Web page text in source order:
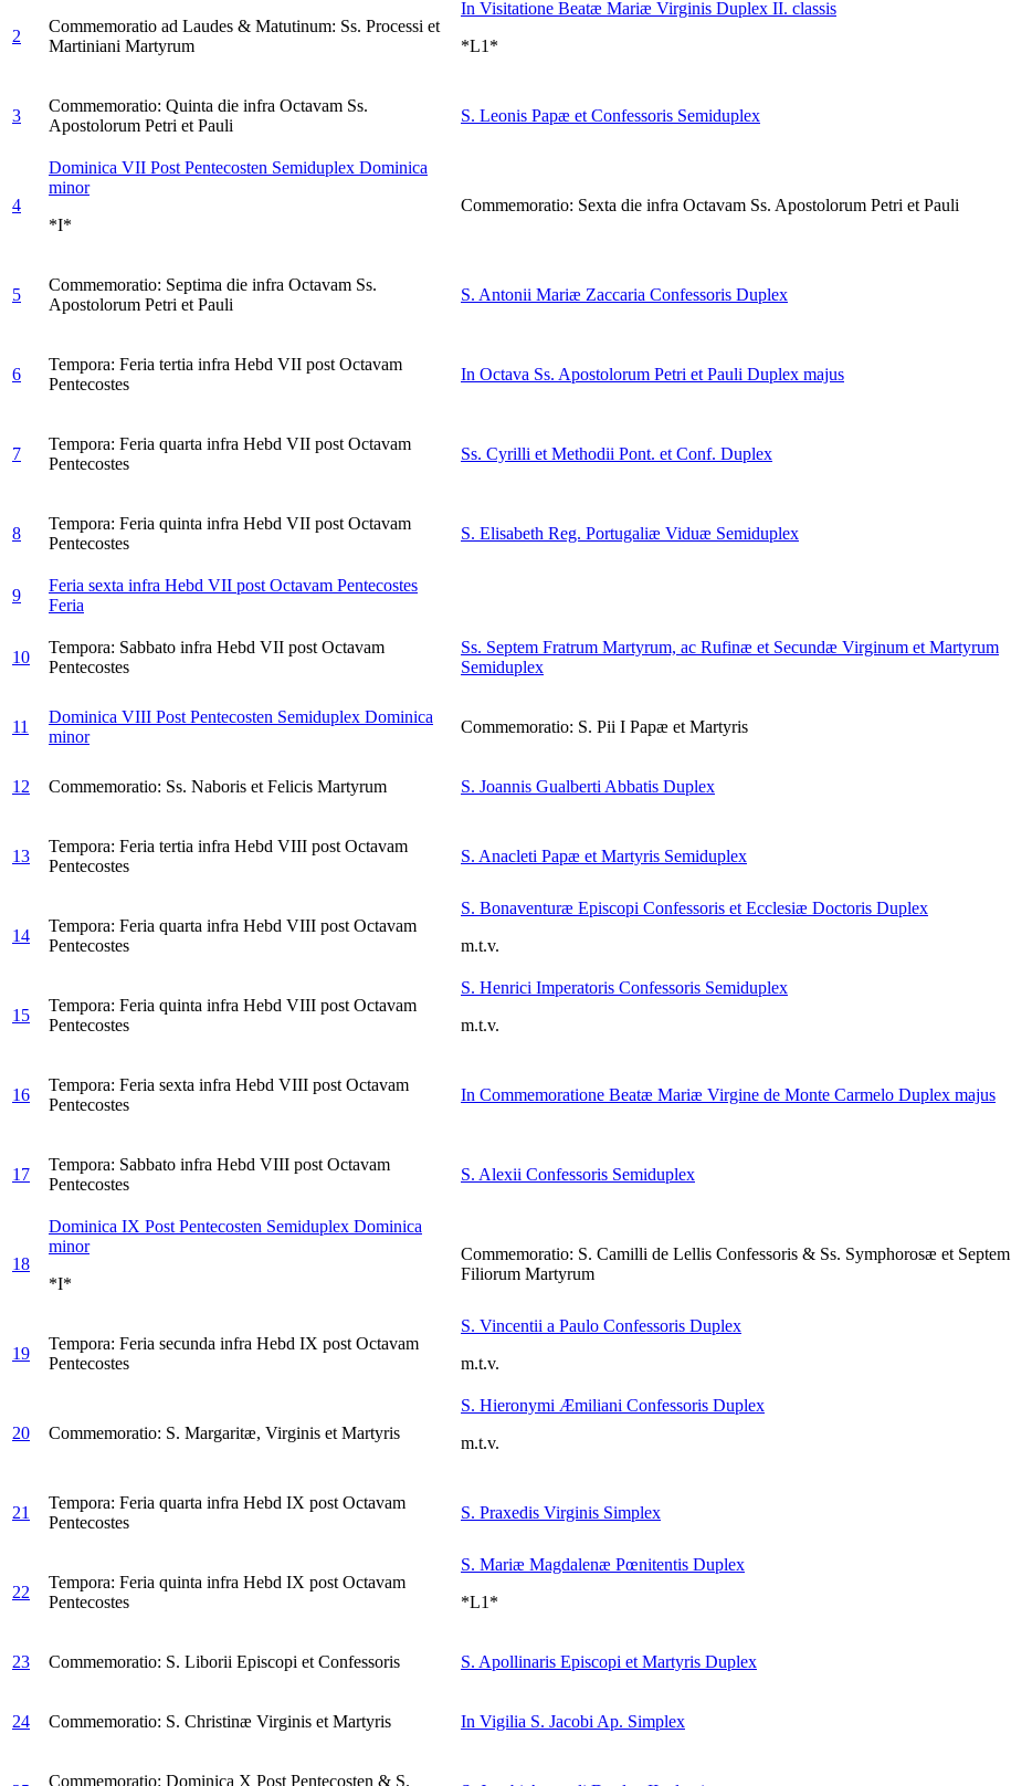
2
Commemoratio ad Laudes & Matutinum: Ss. Processi et
Martiniani Martyrum
In Visitatione Beatæ Mariæ Virginis Duplex II. classis
*L1*
3
Commemoratio: Quinta die infra Octavam Ss.
Apostolorum Petri et Pauli
S. Leonis Papæ et Confessoris Semiduplex
4
Dominica VII Post Pentecosten Semiduplex Dominica
minor
*I*
Commemoratio: Sexta die infra Octavam Ss. Apostolorum Petri et Pauli
5
Commemoratio: Septima die infra Octavam Ss.
Apostolorum Petri et Pauli
S. Antonii Mariæ Zaccaria Confessoris Duplex
6
Tempora: Feria tertia infra Hebd VII post Octavam
Pentecostes
In Octava Ss. Apostolorum Petri et Pauli Duplex majus
7
Tempora: Feria quarta infra Hebd VII post Octavam
Pentecostes
Ss. Cyrilli et Methodii Pont. et Conf. Duplex
8
Tempora: Feria quinta infra Hebd VII post Octavam
Pentecostes
S. Elisabeth Reg. Portugaliæ Viduæ Semiduplex
9
Feria sexta infra Hebd VII post Octavam Pentecostes
Feria
10
Tempora: Sabbato infra Hebd VII post Octavam
Pentecostes
Ss. Septem Fratrum Martyrum, ac Rufinæ et Secundæ Virginum et Martyrum
Semiduplex
11
Dominica VIII Post Pentecosten Semiduplex Dominica
minor
Commemoratio: S. Pii I Papæ et Martyris
12 Commemoratio: Ss. Naboris et Felicis Martyrum S. Joannis Gualberti Abbatis Duplex
13
Tempora: Feria tertia infra Hebd VIII post Octavam
Pentecostes
S. Anacleti Papæ et Martyris Semiduplex
14
Tempora: Feria quarta infra Hebd VIII post Octavam
Pentecostes
S. Bonaventuræ Episcopi Confessoris et Ecclesiæ Doctoris Duplex
m.t.v.
15
Tempora: Feria quinta infra Hebd VIII post Octavam
Pentecostes
S. Henrici Imperatoris Confessoris Semiduplex
m.t.v.
16
Tempora: Feria sexta infra Hebd VIII post Octavam
Pentecostes
In Commemoratione Beatæ Mariæ Virgine de Monte Carmelo Duplex majus
17
Tempora: Sabbato infra Hebd VIII post Octavam
Pentecostes
S. Alexii Confessoris Semiduplex
18
Dominica IX Post Pentecosten Semiduplex Dominica
minor
*I*
Commemoratio: S. Camilli de Lellis Confessoris & Ss. Symphorosæ et Septem
Filiorum Martyrum
19
Tempora: Feria secunda infra Hebd IX post Octavam
Pentecostes
S. Vincentii a Paulo Confessoris Duplex
m.t.v.
20 Commemoratio: S. Margaritæ, Virginis et Martyris
S. Hieronymi Æmiliani Confessoris Duplex
m.t.v.
21
Tempora: Feria quarta infra Hebd IX post Octavam
Pentecostes
S. Praxedis Virginis Simplex
22
Tempora: Feria quinta infra Hebd IX post Octavam
Pentecostes
S. Mariæ Magdalenæ Pœnitentis Duplex
*L1*
23 Commemoratio: S. Liborii Episcopi et Confessoris S. Apollinaris Episcopi et Martyris Duplex
24 Commemoratio: S. Christinæ Virginis et Martyris In Vigilia S. Jacobi Ap. Simplex
Commemoratio: Dominica X Post Pentecosten & S.